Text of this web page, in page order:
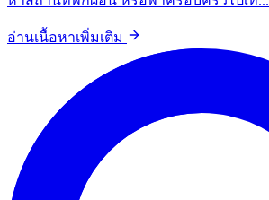
อ่านเนื้อหาเพิ่มเติม